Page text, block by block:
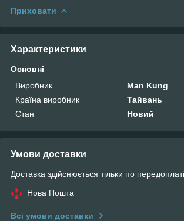
Приховати
Характеристики
Основні
Виробник
Man Kung
Країна виробник
Тайвань
Стан
Новий
Умови доставки
Доставка здійснюється тільки по передоплаті.
Нова Пошта
Всі умови доставки